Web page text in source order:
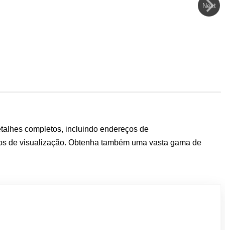
completos, incluindo endereços de
de visualização. Obtenha também uma vasta gama de
Next